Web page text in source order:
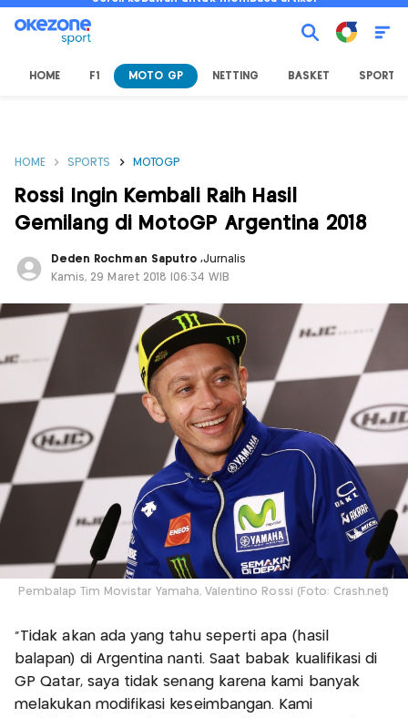
HOME F1 MOTO GP NETTING BASKET SPORT
HOME SPORTS MOTOGP
Rossi Ingin Kembali Raih Hasil
Gemilang di MotoGP Argentina 2018
Deden Rochman Saputro,Jurnalis
Kamis, 29 Maret 2018 |06:34 WIB
Pembalap Tim Movistar Yamaha, Valentino Rossi (Foto: Crash.net)
“Tidak akan ada yang tahu seperti apa (hasil
balapan) di Argentina nanti. Saat babak kualifikasi di
GP Qatar, saya tidak senang karena kami banyak
melakukan modifikasi keseimbangan. Kami